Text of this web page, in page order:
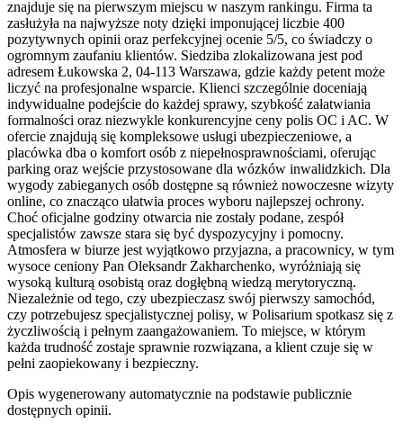
znajduje się na pierwszym miejscu w naszym rankingu. Firma ta
zasłużyła na najwyższe noty dzięki imponującej liczbie 400
pozytywnych opinii oraz perfekcyjnej ocenie 5/5, co świadczy o
ogromnym zaufaniu klientów. Siedziba zlokalizowana jest pod
adresem Łukowska 2, 04-113 Warszawa, gdzie każdy petent może
liczyć na profesjonalne wsparcie. Klienci szczególnie doceniają
indywidualne podejście do każdej sprawy, szybkość załatwiania
formalności oraz niezwykle konkurencyjne ceny polis OC i AC. W
ofercie znajdują się kompleksowe usługi ubezpieczeniowe, a
placówka dba o komfort osób z niepełnosprawnościami, oferując
parking oraz wejście przystosowane dla wózków inwalidzkich. Dla
wygody zabieganych osób dostępne są również nowoczesne wizyty
online, co znacząco ułatwia proces wyboru najlepszej ochrony.
Choć oficjalne godziny otwarcia nie zostały podane, zespół
specjalistów zawsze stara się być dyspozycyjny i pomocny.
Atmosfera w biurze jest wyjątkowo przyjazna, a pracownicy, w tym
wysoce ceniony Pan Oleksandr Zakharchenko, wyróżniają się
wysoką kulturą osobistą oraz dogłębną wiedzą merytoryczną.
Niezależnie od tego, czy ubezpieczasz swój pierwszy samochód,
czy potrzebujesz specjalistycznej polisy, w Polisarium spotkasz się z
życzliwością i pełnym zaangażowaniem. To miejsce, w którym
każda trudność zostaje sprawnie rozwiązana, a klient czuje się w
pełni zaopiekowany i bezpieczny.
Opis wygenerowany automatycznie na podstawie publicznie
dostępnych opinii.